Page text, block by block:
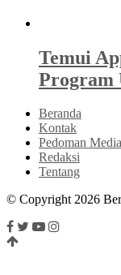
Temui
Program
Beranda
Kontak
Pedoman
Redaksi
Tentang
© Copyright 2026